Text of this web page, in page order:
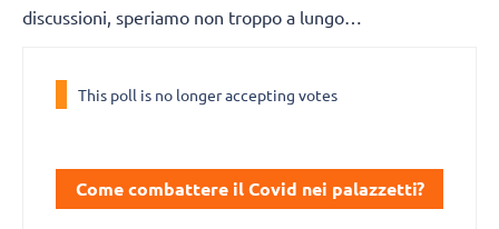
discussioni, speriamo non troppo a lungo…
This poll is no longer accepting votes
Come combattere il Covid nei palazzetti?